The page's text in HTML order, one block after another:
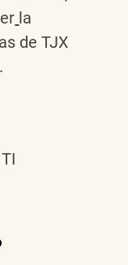
la
de TJX